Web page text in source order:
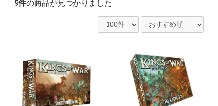
9件の商品が見つかりました